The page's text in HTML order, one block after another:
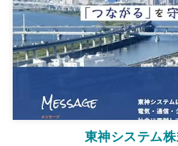
東神システム